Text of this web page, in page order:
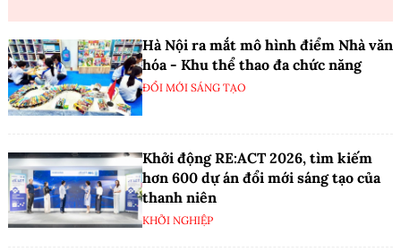
Hà Nội ra mắt mô hình điểm Nhà văn
hóa - Khu thể thao đa chức năng
ĐỔI MỚI SÁNG TẠO
Khởi động RE:ACT 2026, tìm kiếm
hơn 600 dự án đổi mới sáng tạo của
thanh niên
KHỞI NGHIỆP